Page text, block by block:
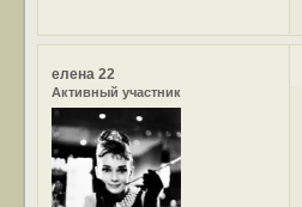
елена 22
Активный участник